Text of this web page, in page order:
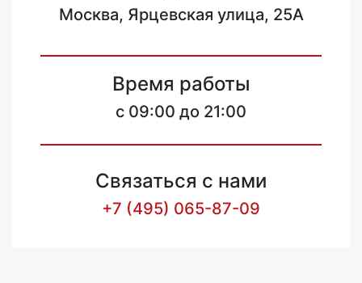
Москва, Ярцевская улица, 25А
Время работы
c 09:00 до 21:00
Связаться с нами
+7 (495) 065-87-09